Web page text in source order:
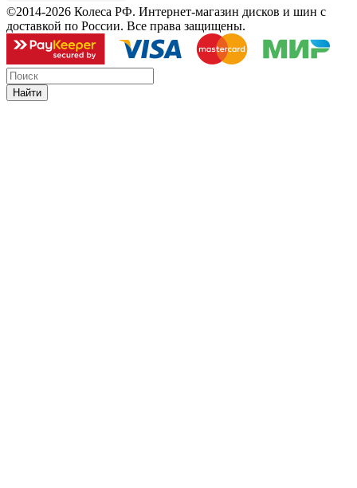
©2014-2026 Колеса РФ. Интернет-магазин дисков и шин с
доставкой по России. Все права защищены.
Найти